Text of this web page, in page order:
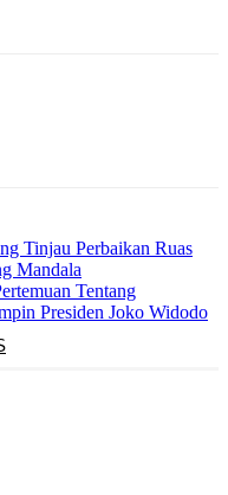
Tinjau Perbaikan Ruas
Mandala
Tentang
Presiden Joko Widodo